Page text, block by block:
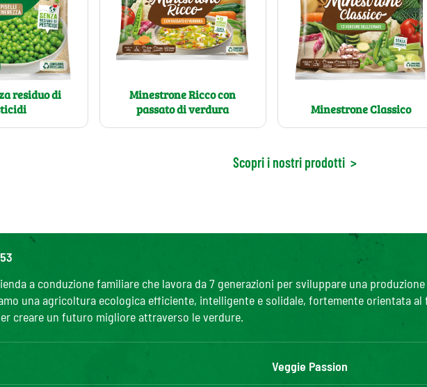
residuo di
Minestrone Ricco con
passato di verdura
Minestrone Classico
Scopri i nostri prodotti >
a conduzione familiare che lavora da 7 generazioni per sviluppare una
una agricoltura ecologica efficiente, intelligente e solidale, fortemente orientata
creare un futuro migliore attraverso le verdure.
Veggie Passion